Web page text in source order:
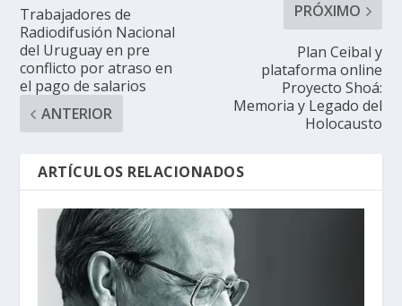
Trabajadores de
Radiodifusión Nacional
del Uruguay en pre
conflicto por atraso en
el pago de salarios
ANTERIOR
PRÓXIMO
Plan Ceibal y
plataforma online
Proyecto Shoá:
Memoria y Legado del
Holocausto
ARTÍCULOS RELACIONADOS